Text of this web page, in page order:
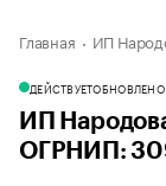
Главная ИП
ДЕЙСТВУЕТОБНОВЛЕНО
ИП
ОГРНИП: